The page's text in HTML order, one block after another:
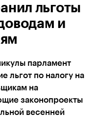
льготы
и
парламент
льгот по налогу на
на
законопроекты
весенней